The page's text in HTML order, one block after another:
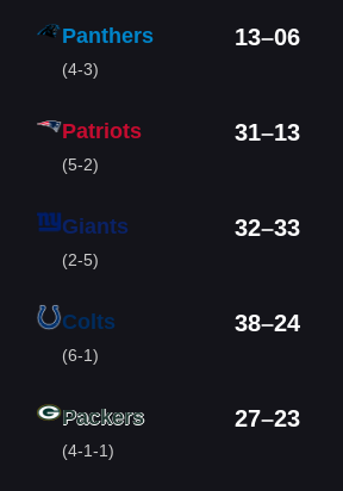
Panthers
(4-3)
13–06
Patriots
(5-2)
31–13
Giants
(2-5)
32–33
Colts
(6-1)
38–24
Packers
(4-1-1)
27–23